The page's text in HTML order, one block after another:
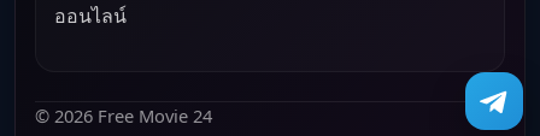
ออนไลน์
© 2026 Free Movie 24